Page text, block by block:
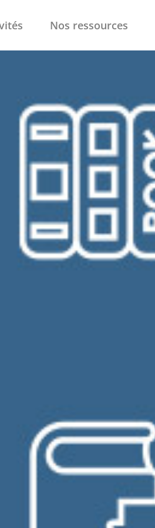
Nos ressources